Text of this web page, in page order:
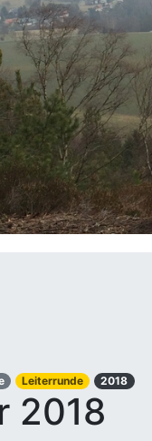
Leiterrunde 2018
2018